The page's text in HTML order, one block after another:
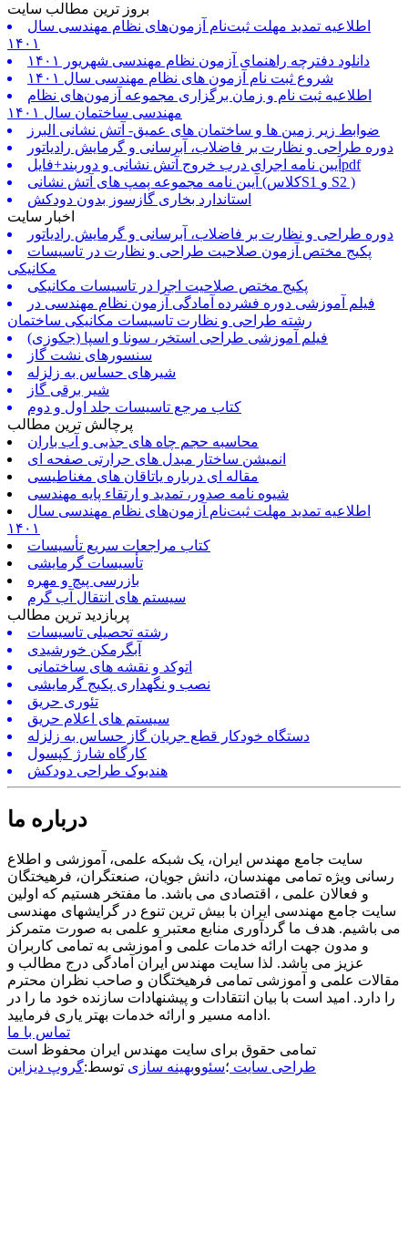
بروز ترین مطالب سایت
اطلاعیه تمدید مهلت ثبت‌نام آزمون‌های نظام مهندسی سال
۱۴۰۱
دانلود دفترچه راهنمای آزمون نظام مهندسی شهریور ۱۴۰۱
شروع ثبت نام آزمون های نظام مهندسی سال ۱۴۰۱
اطلاعیه ثبت نام و زمان برگزاری مجموعه آزمون‌های نظام
مهندسی ساختمان سال ۱۴۰۱
ضوابط زیر زمین ها و ساختمان های عمیق- آتش نشانی البرز
دوره طراحی و نظارت بر فاضلاب، آبرسانی و گرمایش رادیاتور
آیین نامه اجرای درب خروج آتش نشانی و دوربند+فایلpdf
آیین نامه مجموعه پمپ های آتش نشانی (کلاسS1 و S2 )
استاندارد بخاری گازسوز بدون دودکش
اخبار سایت
دوره طراحی و نظارت بر فاضلاب، آبرسانی و گرمایش رادیاتور
پکیج مختص آزمون صلاحیت طراحی و نظارت در تاسیسات
مکانیکی
پکیج مختص صلاحیت اجرا در تاسیسات مکانیکی
فیلم آموزشی دوره فشرده آمادگی آزمون نظام مهندسی در
رشته طراحی و نظارت تاسیسات مکانیکی ساختمان
فیلم آموزشی طراحی استخر، سونا و اسپا (جکوزی)
سنسورهای نشت گاز
شیرهای حساس به زلزله
شیر برقی گاز
کتاب مرجع تاسیسات جلد اول و دوم
پرچالش ترین مطالب
محاسبه حجم چاه های جذبی و آب باران
انمیشن ساختار مبدل های حرارتی صفحه ای
مقاله ای درباره یاتاقان های مغناطیسی
شیوه نامه صدور، تمدید و ارتقاء پایه مهندسی
اطلاعیه تمدید مهلت ثبت‌نام آزمون‌های نظام مهندسی سال
۱۴۰۱
کتاب مراجعات سریع تأسیسات
تأسیسات گرمایشی
بازرسی پیچ و مهره
سیستم های انتقال آب گرم
پربازدید ترین مطالب
رشته تحصیلی تاسیسات
آبگرمکن خورشیدی
اتوکد و نقشه های ساختمانی
نصب و نگهداری پکیج گرمایشی
تئوری حریق
سیستم های اعلام حریق
دستگاه خودکار قطع جریان گاز حساس به زلزله
کارگاه شارژ کپسول
هندبوک طراحی دودکش
درباره ما
سایت جامع مهندس ایران، یک شبکه علمی، آموزشی و اطلاع
رسانی ویژه تمامی مهندسان، دانش جویان، صنعتگران، فرهیختگان
و فعالان علمی ، اقتصادی می باشد. ما مفتخر هستیم که اولین
سایت جامع مهندسی ایران با بیش ترین تنوع در گرایشهای مهندسی
می باشیم. هدف ما گردآوری منابع معتبر و علمی به صورت متمرکز
و مدون جهت ارائه خدمات علمی و آموزشی به تمامی کاربران
عزیز می باشد. لذا سایت مهندس ایران آمادگی درج مطالب و
مقالات علمی و آموزشی تمامی فرهیختگان و صاحب نظران محترم
را دارد. امید است با بیان انتقادات و پیشنهادات سازنده خود ما را در
ادامه مسیر و ارائه خدمات بهتر یاری فرمایید.
تماس با ما
تمامی حقوق برای سایت مهندس ایران محفوظ است
طراحی سایت ؛سئووبهینه سازی توسط:گروپ دیزاین